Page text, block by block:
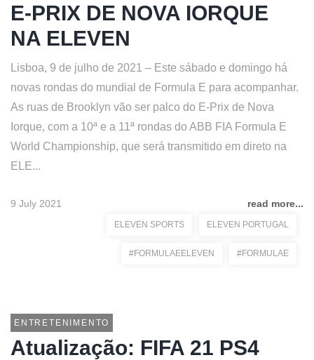
E-PRIX DE NOVA IORQUE
NA ELEVEN
Lisboa, 9 de julho de 2021 – Este sábado e domingo há
novas rondas do mundial de Formula E para acompanhar.
As ruas de Brooklyn vão ser palco do E-Prix de Nova
Iorque, com a 10ª e a 11ª rondas do ABB FIA Formula E
World Championship, que será transmitido em direto na
ELE...
9 July 2021 read more...
ELEVEN SPORTS ELEVEN PORTUGAL
#FORMULAEELEVEN #FORMULAE
ENTRETENIMENTO
Atualização: FIFA 21 PS4